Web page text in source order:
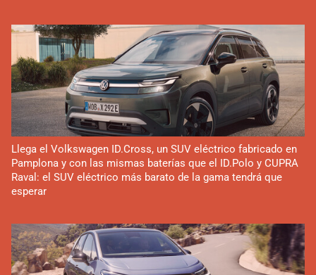
Llega el Volkswagen ID.Cross, un SUV eléctrico fabricado en
Pamplona y con las mismas baterías que el ID.Polo y CUPRA
Raval: el SUV eléctrico más barato de la gama tendrá que
esperar